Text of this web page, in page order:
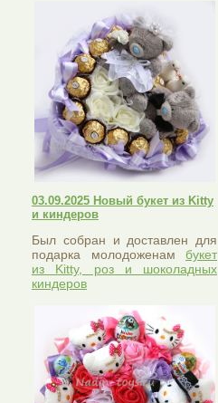
03.09.2025 Новый букет из Kitty
и киндеров
Был собран и доставлен для
подарка молодоженам букет
из Kitty, роз и шоколадных
киндеров